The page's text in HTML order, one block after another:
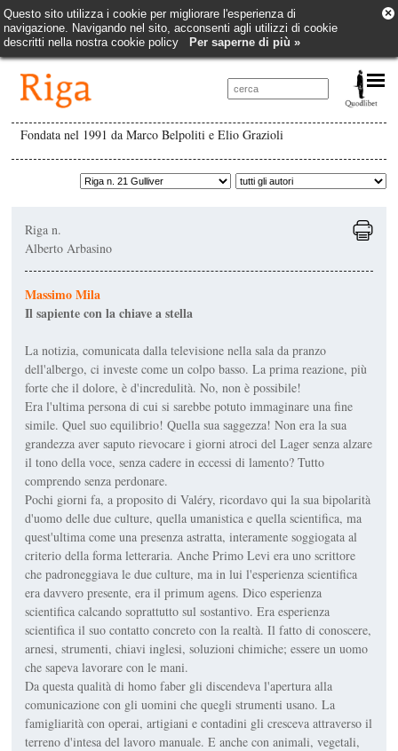
Questo sito utilizza i cookie per migliorare l'esperienza di
navigazione. Navigando nel sito, acconsenti agli utilizzi di cookie
descritti nella nostra cookie policy
Per saperne di più »
×
Fondata nel 1991 da Marco Belpoliti e Elio Grazioli
Riga n.
Alberto Arbasino
Massimo Mila
Il sapiente con la chiave a stella
La notizia, comunicata dalla televisione nella sala da pranzo
dell'albergo, ci investe come un colpo basso. La prima reazione, più
forte che il dolore, è d'incredulità. No, non è possibile!
Era l'ultima persona di cui si sarebbe potuto immaginare una fine
simile. Quel suo equilibrio! Quella sua saggezza! Non era la sua
grandezza aver saputo rievocare i giorni atroci del Lager senza alzare
il tono della voce, senza cadere in eccessi di lamento? Tutto
comprendo senza perdonare.
Pochi giorni fa, a proposito di Valéry, ricordavo qui la sua bipolarità
d'uomo delle due culture, quella umanistica e quella scientifica, ma
quest'ultima come una presenza astratta, interamente soggiogata al
criterio della forma letteraria. Anche Primo Levi era uno scrittore
che padroneggiava le due culture, ma in lui l'esperienza scientifica
era davvero presente, era il primum agens. Dico esperienza
scientifica calcando soprattutto sul sostantivo. Era esperienza
scientifica il suo contatto concreto con la realtà. Il fatto di conoscere,
arnesi, strumenti, chiavi inglesi, soluzioni chimiche; essere un uomo
che sapeva lavorare con le mani.
Da questa qualità di homo faber gli discendeva l'apertura alla
comunicazione con gli uomini che quegli strumenti usano. La
famigliarità con operai, artigiani e contadini gli cresceva attraverso il
terreno d'intesa del lavoro manuale. E anche con animali, vegetali,